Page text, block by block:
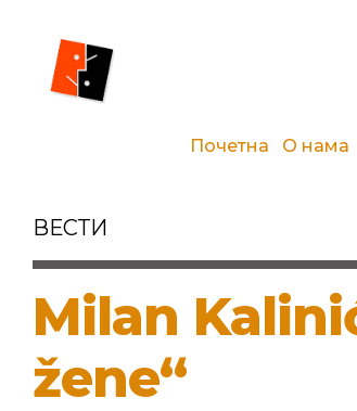
Почетна О нама
ВЕСТИ
Milan
žene“